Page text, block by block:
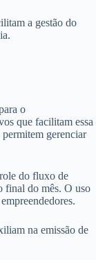
a gestão do
o
que facilitam essa
permitem gerenciar
do fluxo de
final do mês. O uso
na emissão de